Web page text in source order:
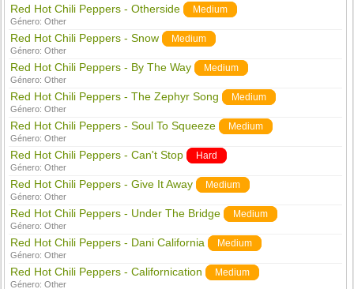
Red Hot Chili Peppers - Otherside Medium
Género:Other
Red Hot Chili Peppers - Snow Medium
Género:Other
Red Hot Chili Peppers - By The Way Medium
Género:Other
Red Hot Chili Peppers - The Zephyr Song Medium
Género:Other
Red Hot Chili Peppers - Soul To Squeeze Medium
Género:Other
Red Hot Chili Peppers - Can't Stop Hard
Género:Other
Red Hot Chili Peppers - Give It Away Medium
Género:Other
Red Hot Chili Peppers - Under The Bridge Medium
Género:Other
Red Hot Chili Peppers - Dani California Medium
Género:Other
Red Hot Chili Peppers - Californication Medium
Género:Other